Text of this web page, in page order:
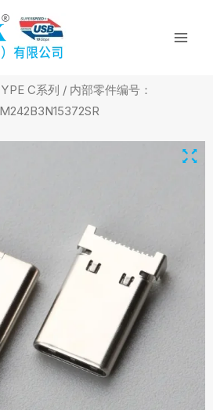
C系列 / 内部零件编号：